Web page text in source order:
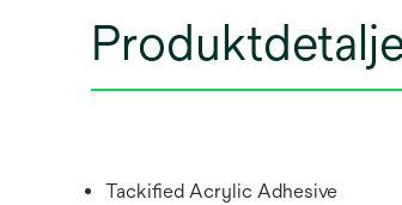
Tackified Acrylic Adhesive